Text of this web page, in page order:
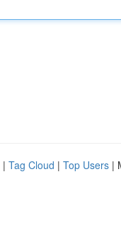
| Tag Cloud | Top Users |